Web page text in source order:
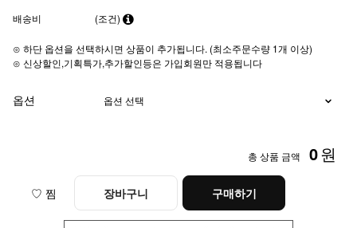
배송비 (조건)
⊙ 하단 옵션을 선택하시면 상품이 추가됩니다. (최소주문수량 1개 이상)
⊙ 신상할인,기획특가,추가할인등은 가입회원만 적용됩니다
옵션
총 상품 금액 0원
♡ 찜 장바구니 구매하기